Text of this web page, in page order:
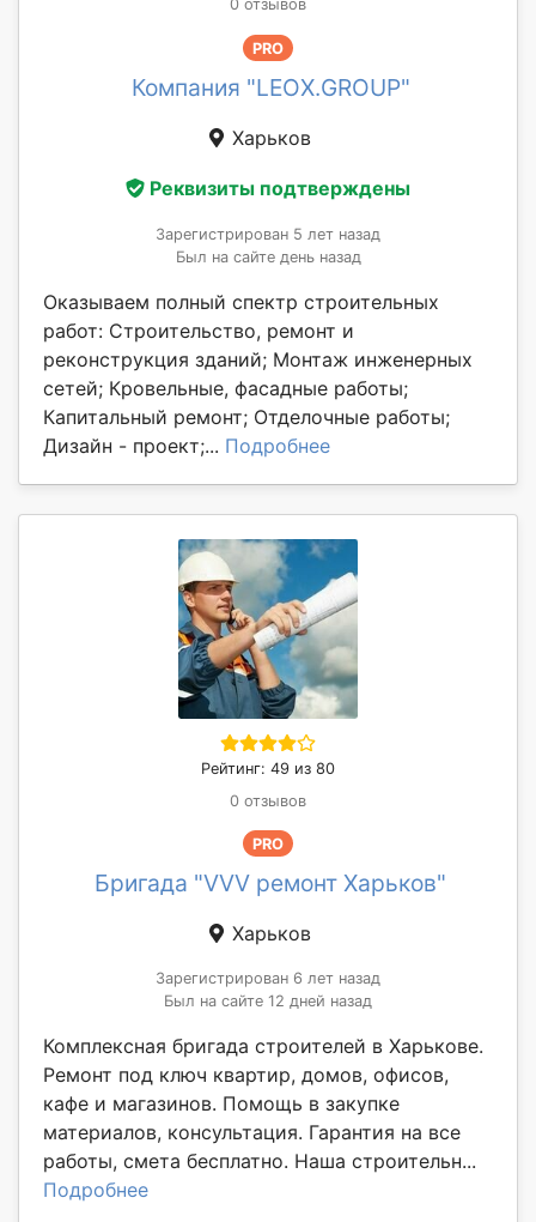
0 отзывов
PRO
Компания "LEOX.GROUP"
Харьков
Реквизиты подтверждены
Зарегистрирован 5 лет назад
Был на сайте день назад
Оказываем полный спектр строительных
работ: Строительство, ремонт и
реконструкция зданий; Монтаж инженерных
сетей; Кровельные, фасадные работы;
Капитальный ремонт; Отделочные работы;
Дизайн - проект;... Подробнее
Рейтинг: 49 из 80
0 отзывов
PRO
Бригада "VVV ремонт Харьков"
Харьков
Зарегистрирован 6 лет назад
Был на сайте 12 дней назад
Комплексная бригада строителей в Харькове.
Ремонт под ключ квартир, домов, офисов,
кафе и магазинов. Помощь в закупке
материалов, консультация. Гарантия на все
работы, смета бесплатно. Наша строительн...
Подробнее